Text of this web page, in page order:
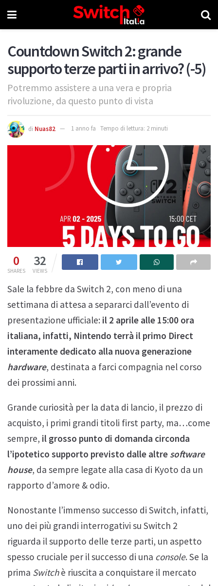
Countdown Switch 2: grande
supporto terze parti in arrivo? (-5)
Potremmo assistere a una vera e propria
rivoluzione, da questo punto di vista
di Nuas82 1 anno fa Tempo di lettura: 2 minuti
0
SHARES
32
VIEWS
Sale la febbre da Switch 2, con meno di una
settimana di attesa a separarci dall’evento di
presentazione ufficiale: il 2 aprile alle 15:00 ora
italiana, infatti, Nintendo terrà il primo Direct
interamente dedicato alla nuova generazione
hardware, destinata a farci compagnia nel corso
dei prossimi anni.
Grande curiosità per la data di lancio, il prezzo di
acquisto, i primi grandi titoli first party, ma…come
sempre, il grosso punto di domanda circonda
l’ipotetico supporto previsto dalle altre software
house, da sempre legate alla casa di Kyoto da un
rapporto d’amore & odio.
Nonostante l’immenso successo di Switch, infatti,
uno dei più grandi interrogativi su Switch 2
riguarda il supporto delle terze parti, un aspetto
spesso cruciale per il successo di una console. Se la
prima Switchè riuscita a conquistare il mercato